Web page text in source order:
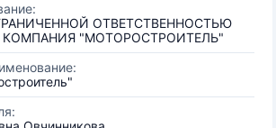
ОТВЕТСТВЕННОСТЬЮ
"МОТОРОСТРОИТЕЛЬ"